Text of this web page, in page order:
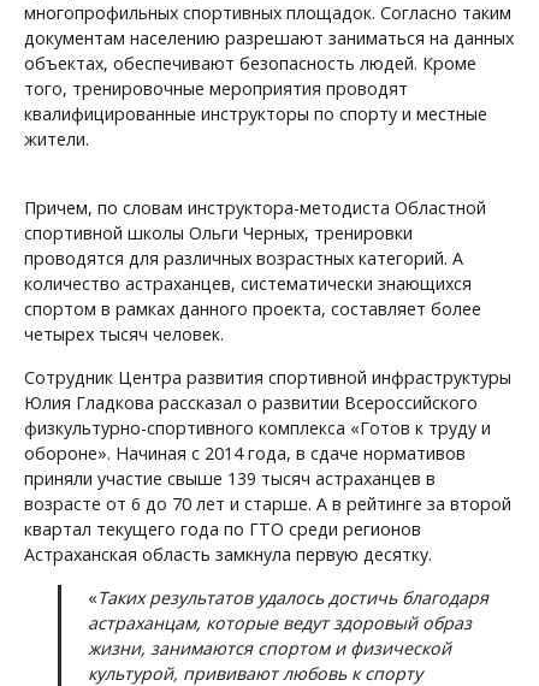
многопрофильных спортивных площадок. Согласно таким
документам населению разрешают заниматься на данных
объектах, обеспечивают безопасность людей. Кроме
того, тренировочные мероприятия проводят
квалифицированные инструкторы по спорту и местные
жители.
Причем, по словам инструктора-методиста Областной
спортивной школы Ольги Черных, тренировки
проводятся для различных возрастных категорий. А
количество астраханцев, систематически знающихся
спортом в рамках данного проекта, составляет более
четырех тысяч человек.
Сотрудник Центра развития спортивной инфраструктуры
Юлия Гладкова рассказал о развитии Всероссийского
физкультурно-спортивного комплекса «Готов к труду и
обороне». Начиная с 2014 года, в сдаче нормативов
приняли участие свыше 139 тысяч астраханцев в
возрасте от 6 до 70 лет и старше. А в рейтинге за второй
квартал текущего года по ГТО среди регионов
Астраханская область замкнула первую десятку.
«Таких результатов удалось достичь благодаря
астраханцам, которые ведут здоровый образ
жизни, занимаются спортом и физической
культурой, прививают любовь к спорту